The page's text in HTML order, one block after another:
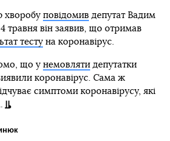
хворобу повідомивдепутат Вадим
травня він заявив, що отримав
тестуна коронавірус.
що у немовлятидепутатки
коронавірус. Сама ж
симптоми коронавірусу, які